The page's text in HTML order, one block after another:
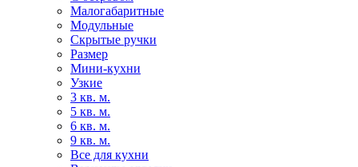
Малогабаритные
Модульные
Скрытые ручки
Размер
Мини-кухни
Узкие
3 кв. м.
5 кв. м.
6 кв. м.
9 кв. м.
Все для кухни